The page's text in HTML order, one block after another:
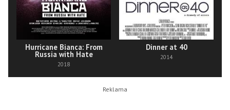
Hurricane Bianca: From
Russia with Hate
2018
Dinner at 40
2014